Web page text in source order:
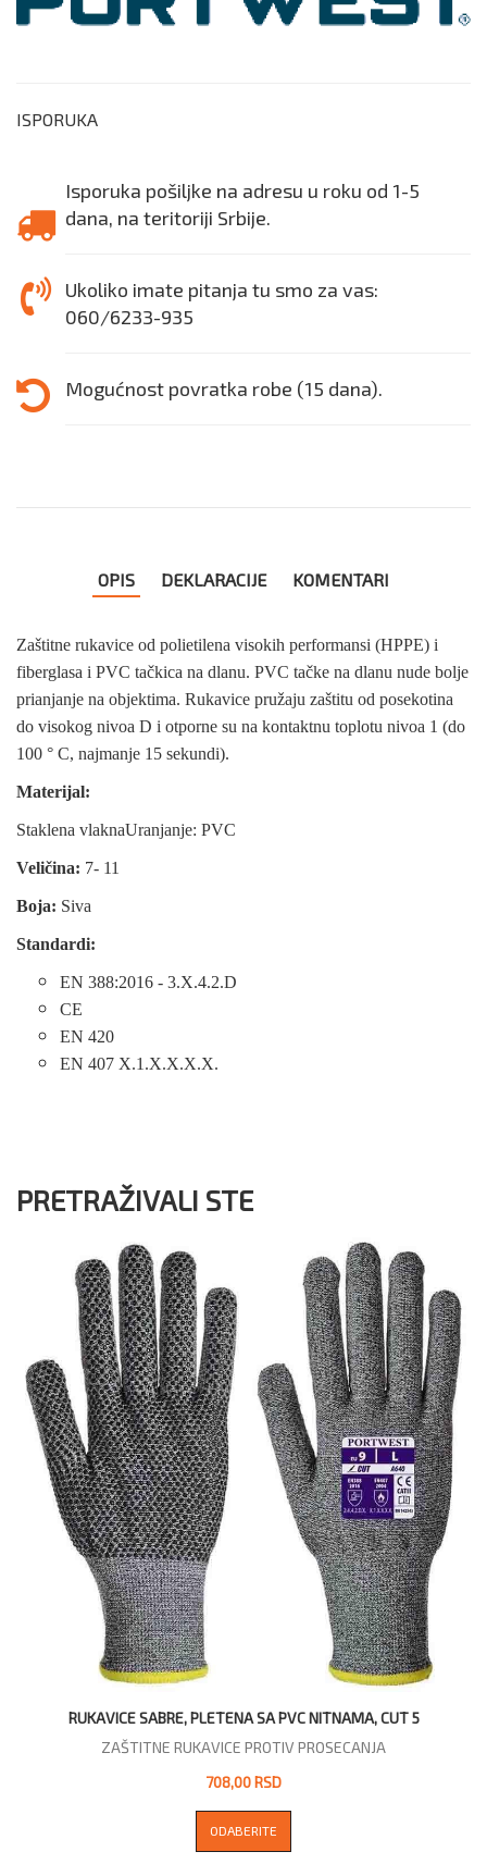
ISPORUKA
Isporuka pošiljke na adresu u roku od 1-5
dana, na teritoriji Srbije.
Ukoliko imate pitanja tu smo za vas:
060/6233-935
Mogućnost povratka robe (15 dana).
OPIS DEKLARACIJE KOMENTARI
Zaštitne rukavice od polietilena visokih performansi (HPPE) i
fiberglasa i PVC tačkica na dlanu. PVC tačke na dlanu nude bolje
prianjanje na objektima. Rukavice pružaju zaštitu od posekotina
do visokog nivoa D i otporne su na kontaktnu toplotu nivoa 1 (do
100 ° C, najmanje 15 sekundi).
Materijal:
Staklena vlaknaUranjanje: PVC
Veličina: 7- 11
Boja: Siva
Standardi:
EN 388:2016 - 3.X.4.2.D
CE
EN 420
EN 407 X.1.X.X.X.X.
PRETRAŽIVALI STE
RUKAVICE SABRE, PLETENA SA PVC NITNAMA, CUT 5
ZAŠTITNE RUKAVICE PROTIV PROSECANJA
708,00 RSD
ODABERITE